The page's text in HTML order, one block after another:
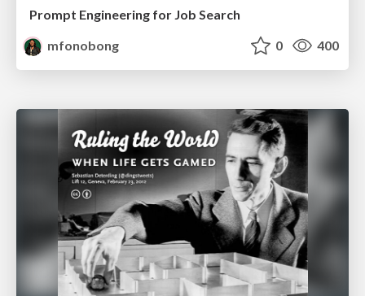
Prompt Engineering for Job Search
mfonobong
0 400